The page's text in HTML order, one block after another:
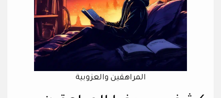
المراهقين والعزوبية